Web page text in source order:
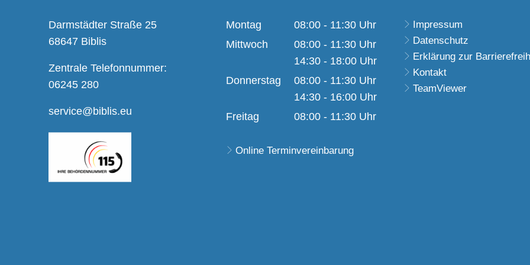
Darmstädter Straße 25
68647 Biblis
Zentrale Telefonnummer:
06245 280
service@biblis.eu
Montag 08:00 - 11:30 Uhr
Von 08:00 bis 11:30 Uhr
Mittwoch 08:00 - 11:30 Uhr
Von 08:00 bis 11:30 Uhr
14:30 - 18:00 Uhr
Von 14:30 bis 18:00 Uhr
Donnerstag 08:00 - 11:30 Uhr
Von 08:00 bis 11:30 Uhr
14:30 - 16:00 Uhr
Von 14:30 bis 16:00 Uhr
Freitag 08:00 - 11:30 Uhr
Online Terminvereinbarung
Impressum
Datenschutz
Erklärung zur
Kontakt
TeamViewer